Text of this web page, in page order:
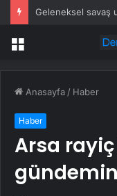
Menü
Anasayfa / Haber
Haber
Arsa rayiç